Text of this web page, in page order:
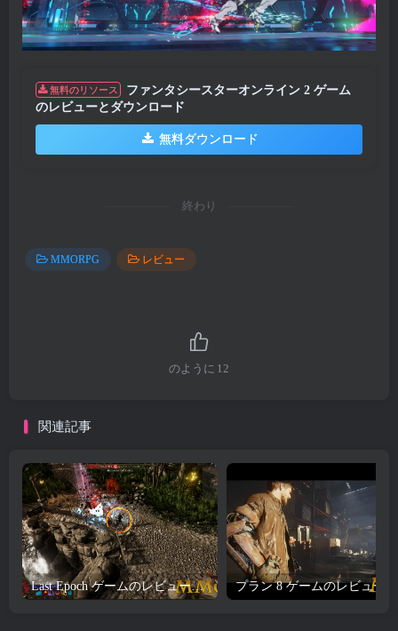
無料のリソース
ファンタシースターオンライン 2 ゲーム
のレビューとダウンロード
無料ダウンロード
終わり
MMORPG レビュー
のように 12
関連記事
Last Epoch ゲームのレビューとダウンロード